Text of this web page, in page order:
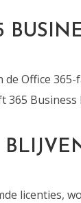
de Office
Business
licenties,